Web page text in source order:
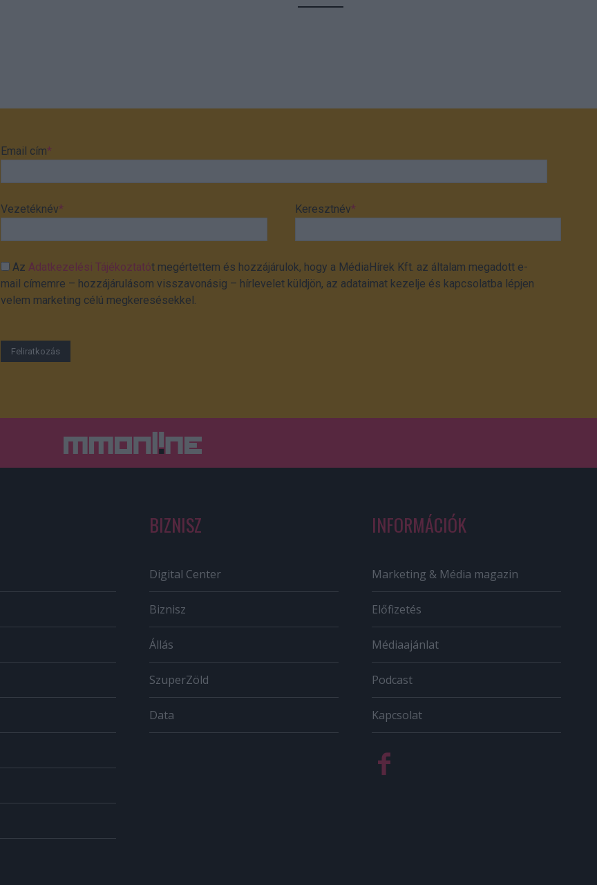
Email cím*
Vezetéknév* Keresztnév*
AzAdatkezelési Tájékoztatót megértettem és hozzájárulok, hogy a MédiaHírek Kft. az általam megadott e-
mail címemre – hozzájárulásom visszavonásig – hírlevelet küldjön, az adataimat kezelje és kapcsolatba lépjen
velem marketing célú megkeresésekkel.
BIZNISZ
Digital Center
Biznisz
Állás
SzuperZöld
Data
INFORMÁCIÓK
Marketing & Média magazin
Előfizetés
Médiaajánlat
Podcast
Kapcsolat